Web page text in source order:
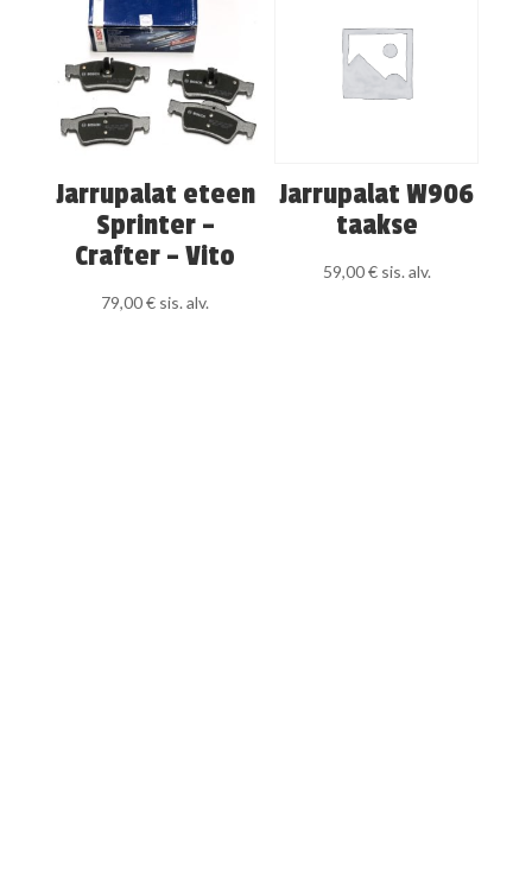
Jarrupalat eteen
Sprinter –
Crafter – Vito
79,00€ sis. alv.
Jarrupalat W906
taakse
59,00€ sis. alv.